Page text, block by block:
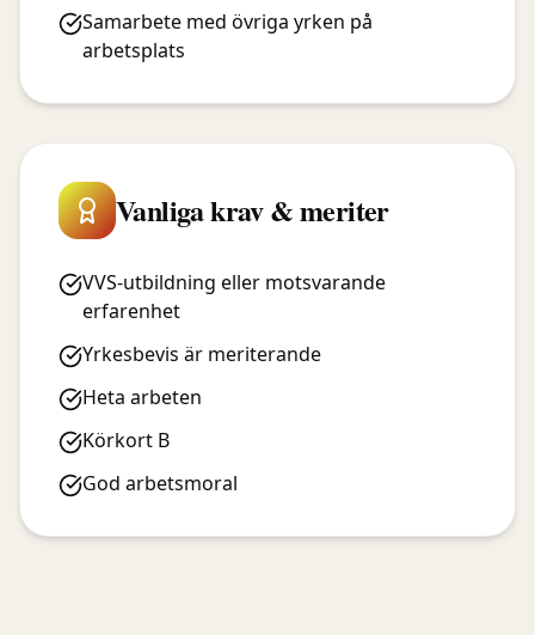
Samarbete med övriga yrken på
arbetsplats
Vanliga krav & meriter
VVS-utbildning eller motsvarande
erfarenhet
Yrkesbevis är meriterande
Heta arbeten
Körkort B
God arbetsmoral